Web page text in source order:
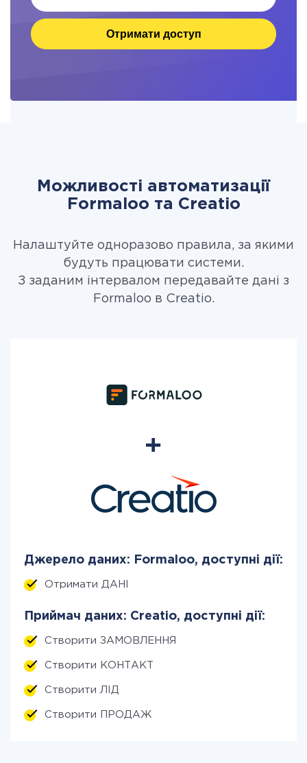
Отримати доступ
Можливості автоматизації
Formaloo та Creatio
Налаштуйте одноразово правила, за якими
будуть працювати системи.
З заданим інтервалом передавайте дані з
Formaloo в Creatio.
Джерело даних: Formaloo, доступні дії:
Отримати ДАНІ
Приймач даних: Creatio, доступні дії:
Створити ЗАМОВЛЕННЯ
Створити КОНТАКТ
Створити ЛІД
Створити ПРОДАЖ